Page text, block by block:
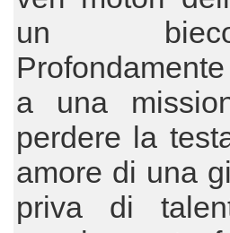
un bieco
a una
perdere la
amore di una
priva di